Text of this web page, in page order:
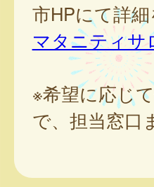
市HPにて詳
マタニティサ
※希望に応じ
で、担当窓口